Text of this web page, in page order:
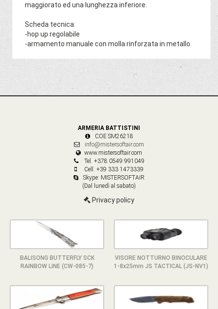
maggiorato ed una lunghezza inferiore.
Scheda tecnica:
-hop up regolabile
-armamento manuale con molla rinforzata in metallo.
ARMERIA BATTISTINI
COE SM26218
info@mistersoftair.com
www.mistersoftair.com
Tel. +378 0549 991049
Cell. +39 333 1473339
Skype: MISTERSOFTAIR
(Dal lunedì al sabato)
Privacy policy
BALISONG BUTTERFLY SCK
RAINBOW LINE (CW-085-7)
VISORE NOTTURNO BINOCULARE
1-8x25mm JS TACTICAL (JS-NV1)